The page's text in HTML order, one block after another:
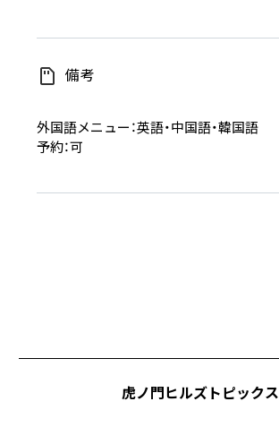
備考
外国語メニュー：英語・中国語・韓国語
予約：可
虎ノ門ヒルズトピックス